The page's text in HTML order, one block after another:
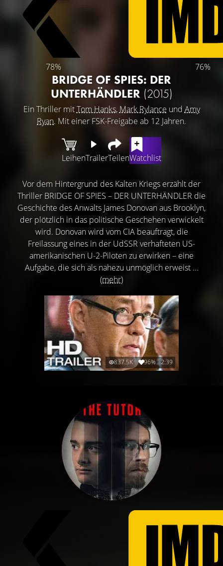
78% 76%
BRIDGE OF SPIES: DER
UNTERHÄNDLER (2015)
Ein Thriller mitTom Hanks, Mark Rylance und Amy
Ryan. Mit einer FSK-Freigabe ab 12 Jahren.
LeihenTrailerTeilenWatchlist
Vor dem Hintergrund des Kalten Kriegs erzählt der
Thriller BRIDGE OF SPIES – DER UNTERHÄNDLER die
Geschichte des Anwalts James Donovan aus Brooklyn,
der plötzlich in das politische Geschehen verwickelt
wird. Donovan wird vom CIA beauftragt, die
Freilassung eines in der UdSSR verhafteten US-
amerikanischen U-2-Piloten zu erwirken – eine
Aufgabe, die sich als nahezu unmöglich erweist ...
(mehr)
837.5K 96% 2:39